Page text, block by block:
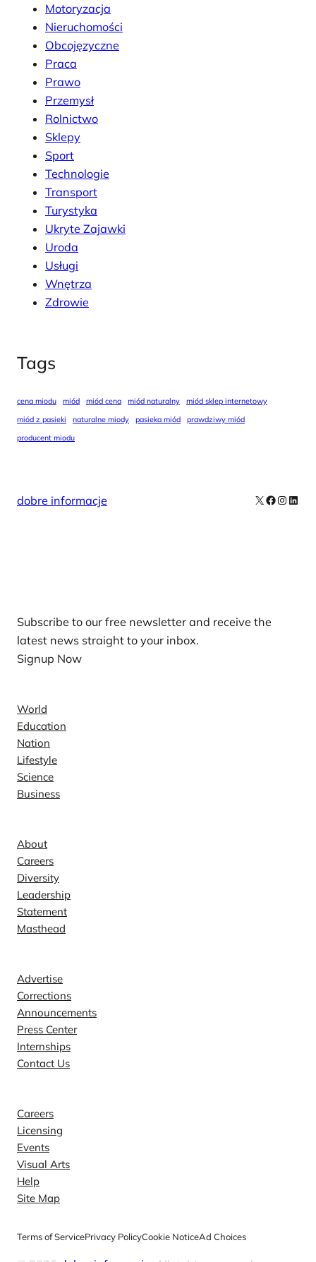
Motoryzacja
Nieruchomości
Obcojęzyczne
Praca
Prawo
Przemysł
Rolnictwo
Sklepy
Sport
Technologie
Transport
Turystyka
Ukryte Zajawki
Uroda
Usługi
Wnętrza
Zdrowie
Tags
cena miodu miód miód cena miód naturalny
miód sklep internetowy
miód z pasieki
naturalne miody pasieka miód
prawdziwy miód
producent miodu
dobre informacje X Facebook
Subscribe to our free newsletter and receive the
latest news straight to your inbox.
Signup Now
World
Education
Nation
Lifestyle
Science
Business
About
Careers
Diversity
Leadership
Statement
Masthead
Advertise
Corrections
Announcements
Press Center
Internships
Contact Us
Careers
Licensing
Events
Visual Arts
Help
Site Map
Terms of ServicePrivacy PolicyCookie NoticeAd Choices